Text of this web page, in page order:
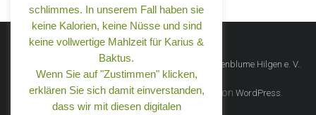
Förderverein Kindergarten Sonnenblume Hilgen e. V.
Alle Rechte vorbehalten.
Theme: Amplevon ThemeGrill. Präsentiert vonWordPress
Datenschutz Impressum
schlimmes. In unserem Fall haben sie
keine Kalorien, keine Nüsse und sind
keine vollwertige Mahlzeit für Karius &
Baktus.
Wenn Sie auf "Zustimmen" klicken,
erklären Sie sich damit einverstanden,
dass wir mit diesen digitalen